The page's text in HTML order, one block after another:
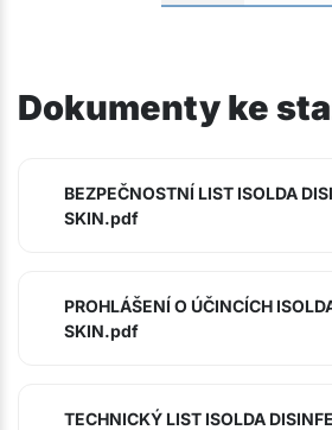
Dokumenty ke
BEZPEČNOSTNÍ LIST ISOLDA
SKIN.pdf
PROHLÁŠENÍ O ÚČINCÍCH
SKIN.pdf
TECHNICKÝ LIST ISOLDA